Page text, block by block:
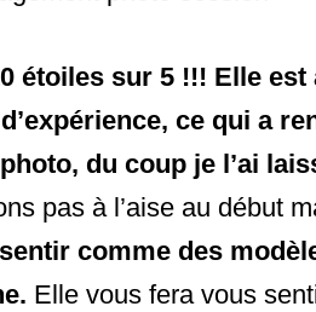
étoiles sur 5 !!! Elle
ce qui a
du coup je l’ai
pas à l’aise au début
comme des
Elle vous fera vous